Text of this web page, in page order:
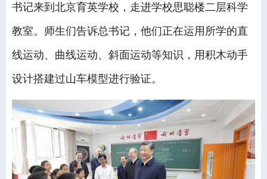
书记来到北京育英学校，走进学校思聪楼二层科学
教室。师生们告诉总书记，他们正在运用所学的直
线运动、曲线运动、斜面运动等知识，用积木动手
设计搭建过山车模型进行验证。